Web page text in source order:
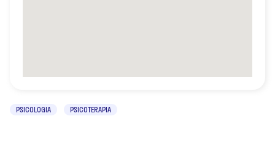
PSICOLOGIA PSICOTERAPIA